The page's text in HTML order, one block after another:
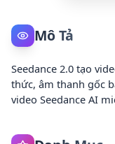
Mô Tả
Seedance 2.0 tạo
thức, âm thanh gốc
video Seedance AI